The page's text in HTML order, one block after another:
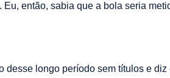
então, sabia que a bola seria
longo período sem títulos e diz